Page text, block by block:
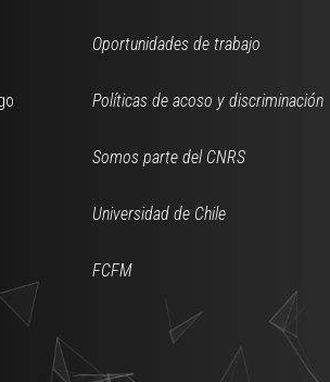
Oportunidades de trabajo
Políticas de acoso y discriminación
Somos parte del CNRS
Universidad de Chile
FCFM